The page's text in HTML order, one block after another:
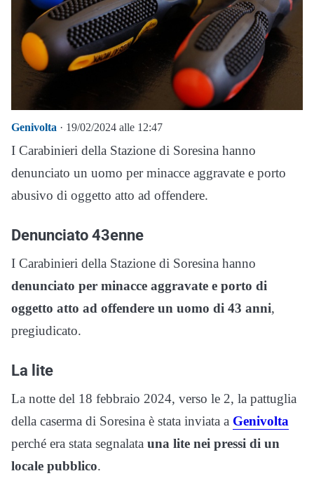
Genivolta · 19/02/2024 alle 12:47
I Carabinieri della Stazione di Soresina hanno
denunciato un uomo per minacce aggravate e porto
abusivo di oggetto atto ad offendere.
Denunciato 43enne
I Carabinieri della Stazione di Soresina hanno
denunciato per minacce aggravate e porto di
oggetto atto ad offendere un uomo di 43 anni,
pregiudicato.
La lite
La notte del 18 febbraio 2024, verso le 2, la pattuglia
della caserma di Soresina è stata inviata a Genivolta
perché era stata segnalata una lite nei pressi di un
locale pubblico.